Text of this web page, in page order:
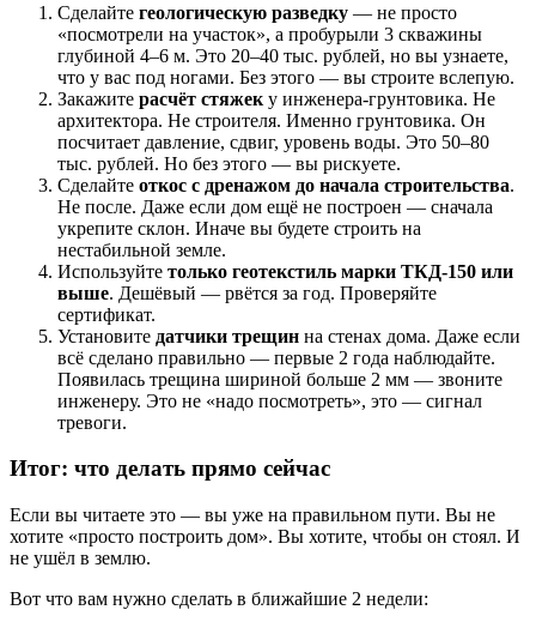
Сделайте геологическую разведку — не просто
«посмотрели на участок», а пробурыли 3 скважины
глубиной 4–6 м. Это 20–40 тыс. рублей, но вы узнаете,
что у вас под ногами. Без этого — вы строите вслепую.
Закажите расчёт стяжек у инженера-грунтовика. Не
архитектора. Не строителя. Именно грунтовика. Он
посчитает давление, сдвиг, уровень воды. Это 50–80
тыс. рублей. Но без этого — вы рискуете.
Сделайте откос с дренажом до начала строительства.
Не после. Даже если дом ещё не построен — сначала
укрепите склон. Иначе вы будете строить на
нестабильной земле.
Используйте только геотекстиль марки ТКД-150 или
выше. Дешёвый — рвётся за год. Проверяйте
сертификат.
Установите датчики трещин на стенах дома. Даже если
всё сделано правильно — первые 2 года наблюдайте.
Появилась трещина шириной больше 2 мм — звоните
инженеру. Это не «надо посмотреть», это — сигнал
тревоги.
Итог: что делать прямо сейчас
Если вы читаете это — вы уже на правильном пути. Вы не
хотите «просто построить дом». Вы хотите, чтобы он стоял. И
не ушёл в землю.
Вот что вам нужно сделать в ближайшие 2 недели: